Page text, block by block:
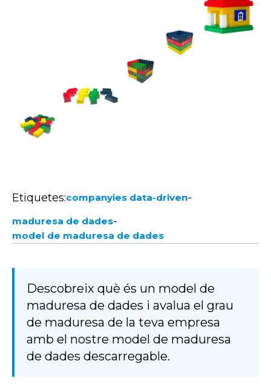
Etiquetes:companyies data-driven-
maduresa de dades-
model de maduresa de dades
Descobreix què és un model de
maduresa de dades i avalua el grau
de maduresa de la teva empresa
amb el nostre model de maduresa
de dades descarregable.